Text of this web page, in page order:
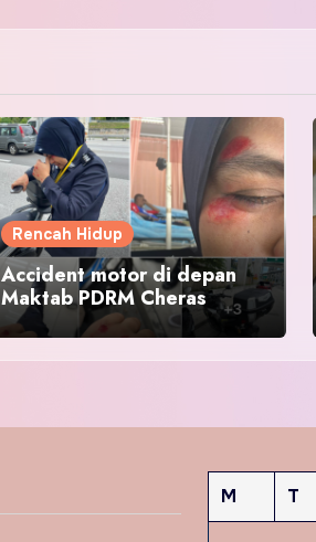
Rencah Hidup
Accident motor di depan
Maktab PDRM Cheras
M T